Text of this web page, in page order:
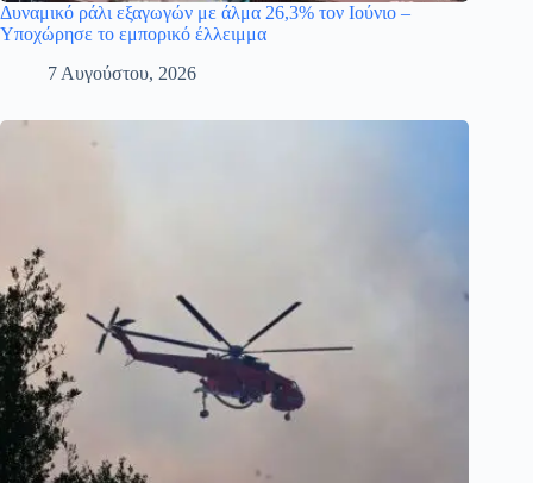
Δυναμικό ράλι εξαγωγών με άλμα 26,3% τον Ιούνιο –
Υποχώρησε το εμπορικό έλλειμμα
7 Αυγούστου, 2026